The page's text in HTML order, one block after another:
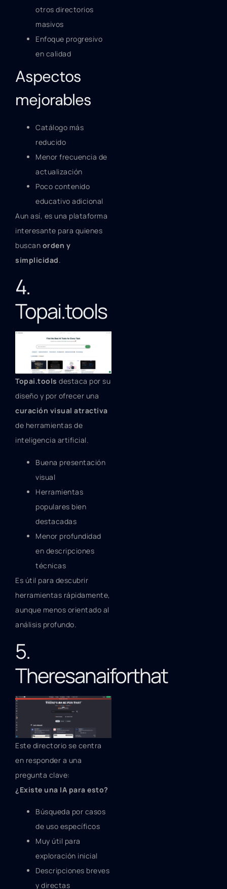
otros directorios
masivos
Enfoque progresivo
en calidad
Aspectos
mejorables
Catálogo más
reducido
Menor frecuencia de
actualización
Poco contenido
educativo adicional
Aun así, es una plataforma
interesante para quienes
buscan orden y
simplicidad.
4.
Topai.tools
Topai.tools destaca por su
diseño y por ofrecer una
curación visual atractiva
de herramientas de
inteligencia artificial.
Buena presentación
visual
Herramientas
populares bien
destacadas
Menor profundidad
en descripciones
técnicas
Es útil para descubrir
herramientas rápidamente,
aunque menos orientado al
análisis profundo.
5.
Theresanaiforthat
Este directorio se centra
en responder a una
pregunta clave:
¿Existe una IA para esto?
Búsqueda por casos
de uso específicos
Muy útil para
exploración inicial
Descripciones breves
y directas